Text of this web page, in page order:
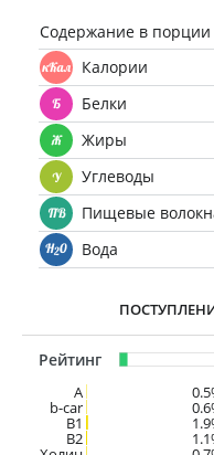
Содержание в порции
Калории
Белки
Жиры
Углеводы
Пищевые
Вода
Рейтинг
A
b-car
В1
B2